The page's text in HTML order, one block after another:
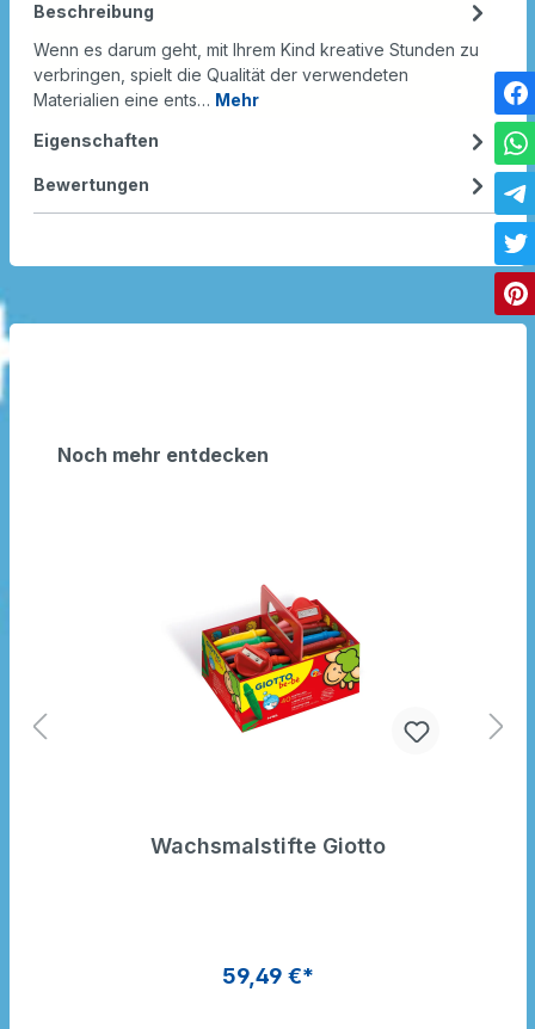
Beschreibung
Wenn es darum geht, mit Ihrem Kind kreative Stunden zu
verbringen, spielt die Qualität der verwendeten
Materialien eine ents… Mehr
Eigenschaften
Bewertungen
Noch mehr entdecken
Wachsmalstifte Giotto
59,49 €*